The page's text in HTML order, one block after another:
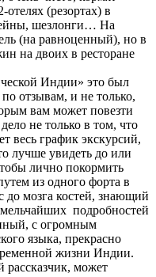
(резортах) в
шезлонги… На
(на равноценный), но в
на двоих в ресторане
Индии» это был
отзывам, и не только,
вам может повезти
не только в том, что
весь график экскурсий,
лучше увидеть до или
лично покормить
из одного форта в
мозга костей, знающий
подробностей
с огромным
языка, прекрасно
жизни Индии.
рассказчик, может